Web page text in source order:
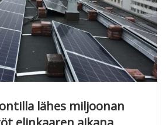
lähes miljoonan